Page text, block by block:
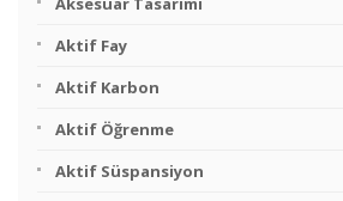
Aktif Fay
Aktif Karbon
Aktif Öğrenme
Aktif Süspansiyon